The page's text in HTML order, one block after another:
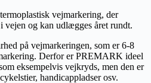
vejmarkering, der
vejen og kan udlægges året rundt.
på vejmarkeringen, som er 6-8
Derfor er PREMARK ideel
eksempelvis vejkryds, men den er
handicappladser osv.